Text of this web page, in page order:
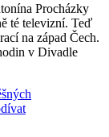
Procházky
té televizní. Teď
na západ Čech.
v Divadle